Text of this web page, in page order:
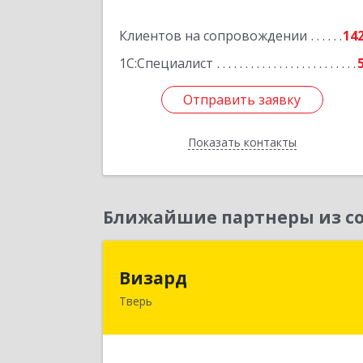
Клиентов на сопровождении
1С:Специалист
Отправить заявку
Показать контакты
Отправить заявку
Назад
Ближайшие партнеры из
Визард
Тверь